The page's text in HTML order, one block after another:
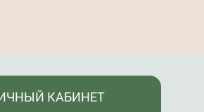
КАБИНЕТ